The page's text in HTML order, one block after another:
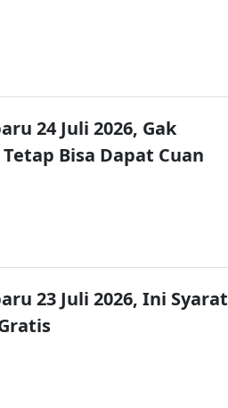
24 Juli 2026, Gak
Bisa Dapat Cuan
23 Juli 2026, Ini Syarat